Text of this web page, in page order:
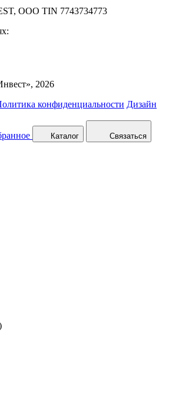
OOO TIN 7743734773
2026
конфиденциальности Дизайн
Каталог Связаться